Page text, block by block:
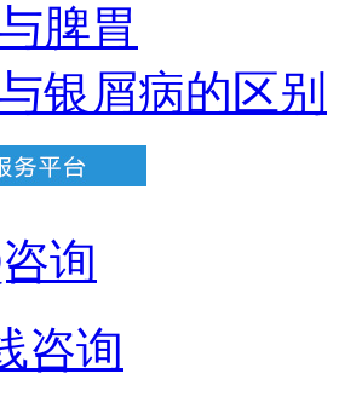
脾胃
银屑病的区别
询
咨询